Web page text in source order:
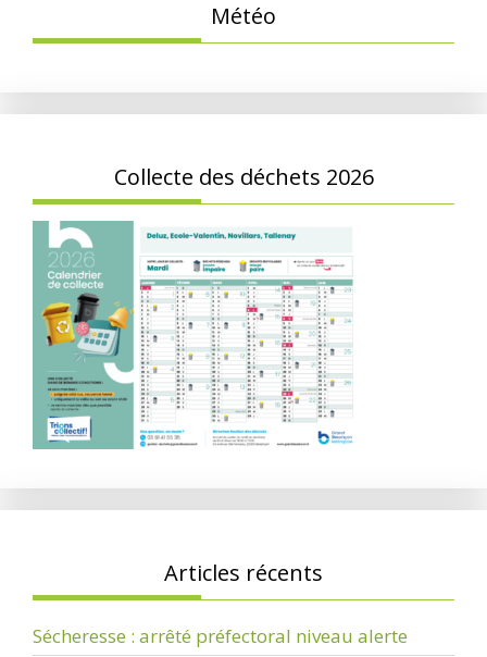
Météo
Collecte des déchets 2026
Articles récents
Sécheresse : arrêté préfectoral niveau alerte